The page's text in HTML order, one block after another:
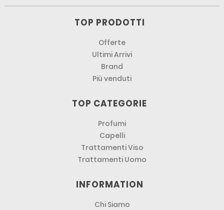
TOP PRODOTTI
Offerte
Ultimi Arrivi
Brand
Più venduti
TOP CATEGORIE
Profumi
Capelli
Trattamenti Viso
Trattamenti Uomo
INFORMATION
Chi Siamo